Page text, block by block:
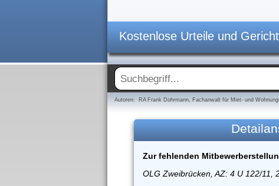
Kostenlose Urteile und
Autoren: RA Frank Dohrmann, Fachanwalt für Miet- und
Zur fehlenden
OLG Zweibrücken, AZ: 4 U 122/11,